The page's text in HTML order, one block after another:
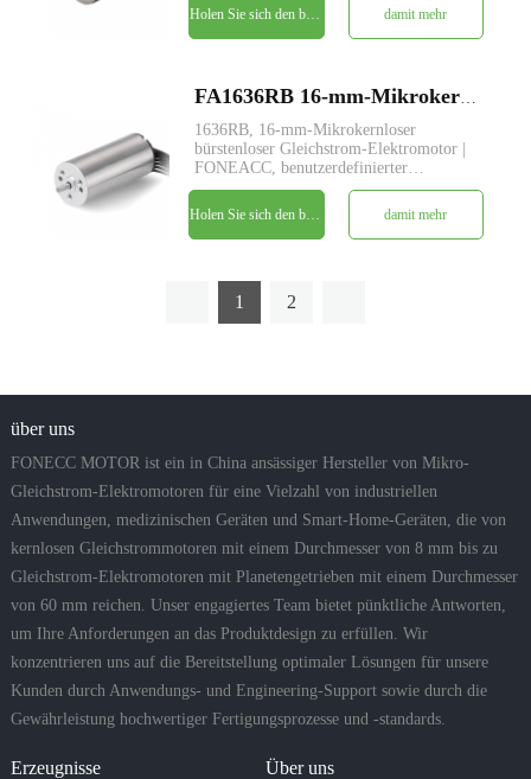
damit mehr
1636RB, 16-mm-Mikrokernloser
bürstenloser Gleichstrom-Elektromotor |
FONEACC, benutzerdefinierter
Parameterdienst verfügbar.
damit mehr
1 2
über uns
FONECC MOTOR ist ein in China ansässiger Hersteller von Mikro-
Gleichstrom-Elektromotoren für eine Vielzahl von industriellen
Anwendungen, medizinischen Geräten und Smart-Home-Geräten, die von
kernlosen Gleichstrommotoren mit einem Durchmesser von 8 mm bis zu
Gleichstrom-Elektromotoren mit Planetengetrieben mit einem Durchmesser
von 60 mm reichen. Unser engagiertes Team bietet pünktliche Antworten,
um Ihre Anforderungen an das Produktdesign zu erfüllen. Wir
konzentrieren uns auf die Bereitstellung optimaler Lösungen für unsere
Kunden durch Anwendungs- und Engineering-Support sowie durch die
Gewährleistung hochwertiger Fertigungsprozesse und -standards.
Erzeugnisse Über uns